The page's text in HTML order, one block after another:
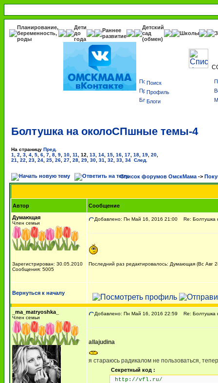
Планирование,
беременность,
роды
Дети
до
года
Раннее
развитие
Детский
сад
(обмен)
Школы
Поиск
Профиль
Блоги
Болтушка на околоСПшные темы-4
На страницу Пред.
1
2 3 4 5 6 7 8 9 10 11 12 13 14 15 16 17 18 19 20
21
22 23 24 25 26 27 28 29 30 31 32 33 34 След.
Список форумов ОмскМама ->
Автор
Сообщение
Думающая
Член семьи
Зарегистрирован: 30.05.2010
Сообщения: 5005
Добавлено: Пн Май 16, 2016 21:00 Re: Болтушка
Последний раз редактировалось: Думающая (Вс Авг
Вернуться к началу
_ma_matryoshka_
Член семьи
Добавлено: Пн Май 16, 2016 22:59 Re: Болтушка
allajudina
я стараюсь радикалом не пользоваться,
Секретный код :
http://vfl.ru/